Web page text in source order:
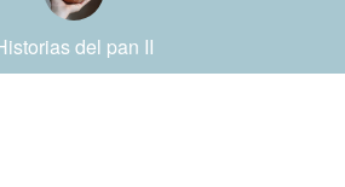
del pan II